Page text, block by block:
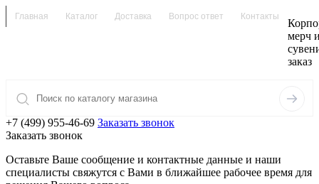
Главная Каталог Доставка Вопрос ответ Контакты
мерч
заказ
+7 (499) 955-46-69 Заказать звонок
Заказать звонок
Оставьте Ваше сообщение и контактные данные и наши
специалисты свяжутся с Вами в ближайшее рабочее время для